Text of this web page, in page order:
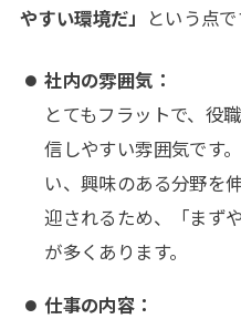
やすい環境だ」 という点で
社内の雰囲気：
とてもフラットで、役
信しやすい雰囲気です
い、興味のある分野を
迎されるため、「まず
が多くあります。
仕事の内容：